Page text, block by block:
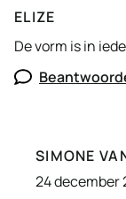
ELIZE
De vorm is in
SIMONE
24 december